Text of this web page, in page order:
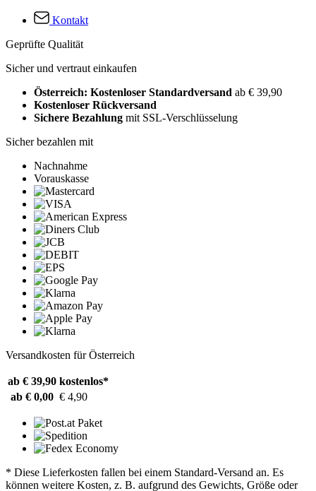
Kontakt
Geprüfte Qualität
Sicher und vertraut einkaufen
Österreich: Kostenloser Standardversand ab € 39,90
Kostenloser Rückversand
Sichere Bezahlung mit SSL-Verschlüsselung
Sicher bezahlen mit
Nachnahme
Vorauskasse
Versandkosten für Österreich
ab € 39,90 kostenlos*
ab € 0,00 € 4,90
* Diese Lieferkosten fallen bei einem Standard-Versand an. Es
können weitere Kosten, z. B. aufgrund des Gewichts, Größe oder